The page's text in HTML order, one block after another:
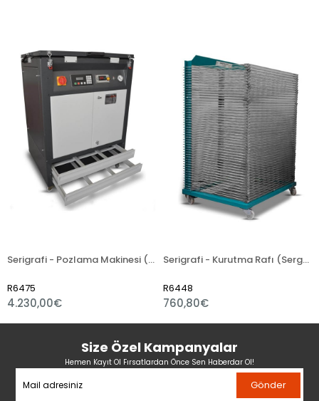
Serigrafi - Pozlama Makinesi (Vakumlu)
R6475
4.230,00€
Serigrafi - Kurutma Rafı (Sergen)
R6448
760,80€
Size Özel Kampanyalar
Hemen Kayıt Ol Fırsatlardan Önce Sen Haberdar Ol!
Gönder